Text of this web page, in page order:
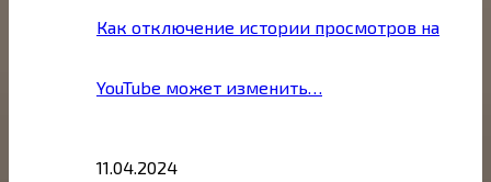
Как отключение истории просмотров на
YouTube может изменить…
11.04.2024